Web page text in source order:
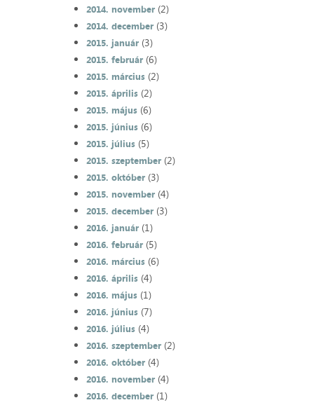
2014. november(2)
2014. december(3)
2015. január(3)
2015. február(6)
2015. március(2)
2015. április(2)
2015. május(6)
2015. június(6)
2015. július(5)
2015. szeptember(2)
2015. október(3)
2015. november(4)
2015. december(3)
2016. január(1)
2016. február(5)
2016. március(6)
2016. április(4)
2016. május(1)
2016. június(7)
2016. július(4)
2016. szeptember(2)
2016. október(4)
2016. november(4)
2016. december(1)